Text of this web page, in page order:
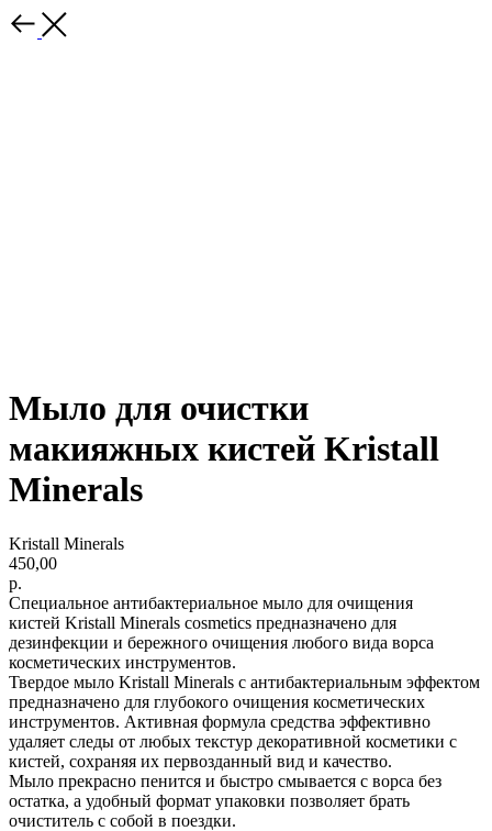
Мыло для очистки
макияжных кистей Kristall
Minerals
Kristall Minerals
450,00
р.
Специальное антибактериальное мыло для очищения
кистей Kristall Minerals cosmetics предназначено для
дезинфекции и бережного очищения любого вида ворса
косметических инструментов.
Твердое мыло Kristall Minerals с антибактериальным эффектом
предназначено для глубокого очищения косметических
инструментов. Активная формула средства эффективно
удаляет следы от любых текстур декоративной косметики с
кистей, сохраняя их первозданный вид и качество.
Мыло прекрасно пенится и быстро смывается с ворса без
остатка, а удобный формат упаковки позволяет брать
очиститель с собой в поездки.